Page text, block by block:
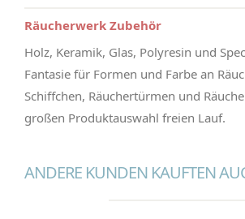
Räucherwerk Zubehör
Holz, Keramik, Glas, Polyresin und
Fantasie für Formen und Farbe an
Schiffchen, Räuchertürmen und
großen Produktauswahl freien Lauf.
ANDERE KUNDEN KAUFTEN